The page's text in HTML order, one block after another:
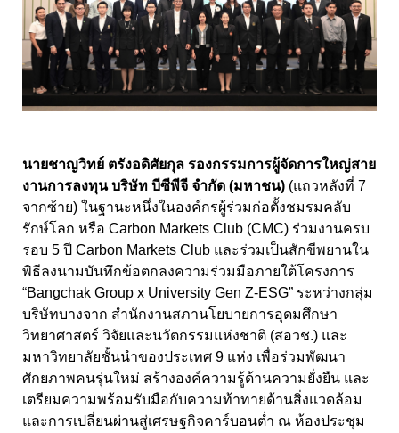
นายชาญวิทย์ ตรังอดิศัยกุล รองกรรมการผู้จัดการใหญ่สาย
งานการลงทุน บริษัท บีซีพีจี จำกัด (มหาชน) (แถวหลังที่ 7
จากซ้าย) ในฐานะหนึ่งในองค์กรผู้ร่วมก่อตั้งชมรมคลับ
รักษ์โลก หรือ Carbon Markets Club (CMC) ร่วมงานครบ
รอบ 5 ปี Carbon Markets Club และร่วมเป็นสักขีพยานใน
พิธีลงนามบันทึกข้อตกลงความร่วมมือภายใต้โครงการ
“Bangchak Group x University Gen Z-ESG” ระหว่างกลุ่ม
บริษัทบางจาก สำนักงานสภานโยบายการอุดมศึกษา
วิทยาศาสตร์ วิจัยและนวัตกรรมแห่งชาติ (สอวช.) และ
มหาวิทยาลัยชั้นนำของประเทศ 9 แห่ง เพื่อร่วมพัฒนา
ศักยภาพคนรุ่นใหม่ สร้างองค์ความรู้ด้านความยั่งยืน และ
เตรียมความพร้อมรับมือกับความท้าทายด้านสิ่งแวดล้อม
และการเปลี่ยนผ่านสู่เศรษฐกิจคาร์บอนต่ำ ณ ห้องประชุม